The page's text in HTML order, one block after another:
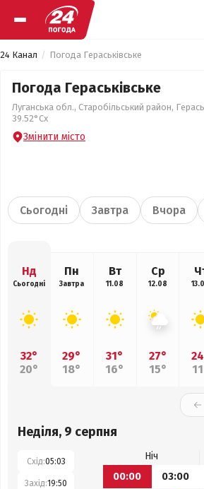
24 Канал Погода Гераськівське
Погода Гераськівське
Луганська обл., Старобільський район,
39.52°Сх
Змінити місто
Сьогодні Завтра Вчора
Нд
Сьогодні
32°
20°
Пн
Завтра
29°
18°
Вт
11.08
31°
16°
Ср
12.08
27°
15°
Неділя, 9 серпня
Схід:05:03
Захід:19:50
Ніч
00:00
03:00